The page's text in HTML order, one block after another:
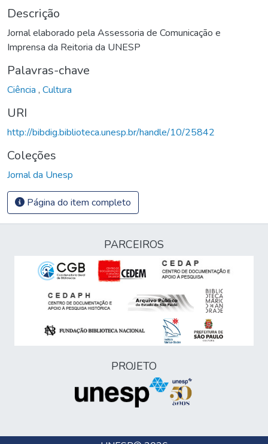
Descrição
Jornal elaborado pela Assessoria de Comunicação e
Imprensa da Reitoria da UNESP
Palavras-chave
Ciência , Cultura
URI
http://bibdig.biblioteca.unesp.br/handle/10/25842
Coleções
Jornal da Unesp
Página do item completo
PARCEIROS
PROJETO